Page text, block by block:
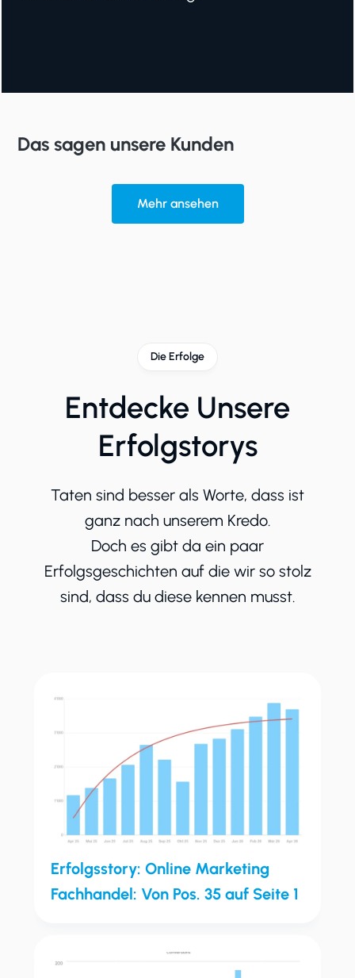
Das sagen unsere Kunden
Mehr ansehen
Die Erfolge
Entdecke Unsere
Erfolgstorys
Taten sind besser als Worte, dass ist
ganz nach unserem Kredo.
Doch es gibt da ein paar
Erfolgsgeschichten auf die wir so stolz
sind, dass du diese kennen musst.
Erfolgsstory: Online Marketing
Fachhandel: Von Pos. 35 auf Seite 1